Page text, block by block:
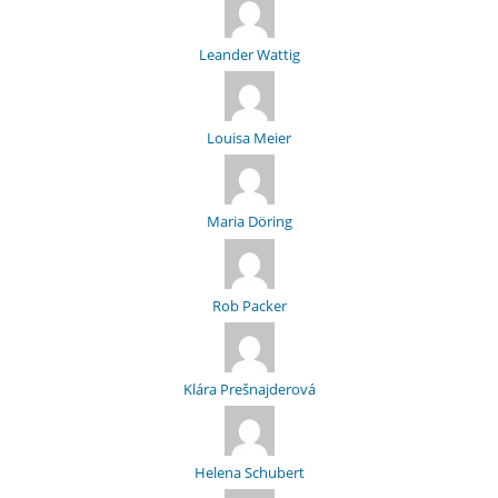
Leander Wattig
Louisa Meier
Maria Döring
Rob Packer
Klára Prešnajderová
Helena Schubert